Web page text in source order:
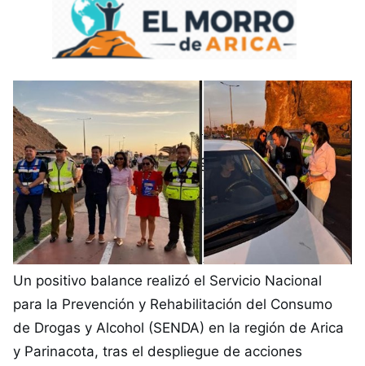
Un positivo balance realizó el Servicio Nacional
para la Prevención y Rehabilitación del Consumo
de Drogas y Alcohol (SENDA) en la región de Arica
y Parinacota, tras el despliegue de acciones